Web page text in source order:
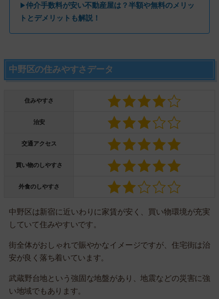
▶仲介手数料が安い不動産屋は？半額や無料のメリッ
トとデメリットも解説！
中野区の住みやすさデータ
住みやすさ
治安
交通アクセス
買い物のしやすさ
外食のしやすさ
中野区は新宿に近いわりに家賃が安く、買い物環境が充実
していて住みやすいです。
街全体がおしゃれで賑やかなイメージですが、住宅街は治
安が良く落ち着いています。
武蔵野台地という強固な地盤があり、地震などの災害に強
い地域でもあります。